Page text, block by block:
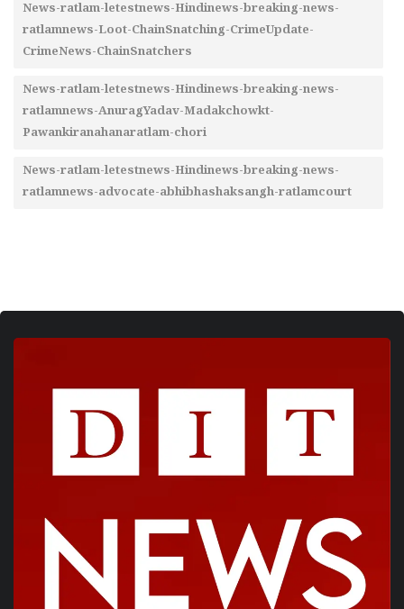
News-ratlam-letestnews-Hindinews-breaking-news-
ratlamnews-Loot-ChainSnatching-CrimeUpdate-
CrimeNews-ChainSnatchers
News-ratlam-letestnews-Hindinews-breaking-news-
ratlamnews-AnuragYadav-Madakchowkt-
Pawankiranahanaratlam-chori
News-ratlam-letestnews-Hindinews-breaking-news-
ratlamnews-advocate-abhibhashaksangh-ratlamcourt